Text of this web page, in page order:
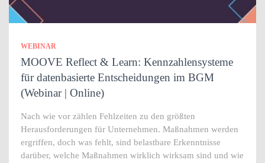
WEBINAR
MOOVE Reflect & Learn: Kennzahlensysteme
für datenbasierte Entscheidungen im BGM
(Webinar | Online)
Nach wie vor zählen Fehlzeiten zu den größten
Herausforderungen für Unternehmen. Maßnahmen werden
ergriffen, doch was fehlt, sind belastbare Erkenntnisse
darüber, welche Maßnahmen wirklich wirksam sind und wie